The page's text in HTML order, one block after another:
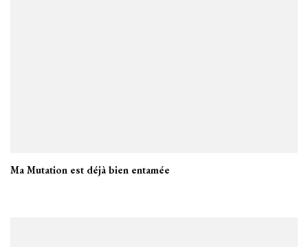
Ma Mutation est déjà bien entamée